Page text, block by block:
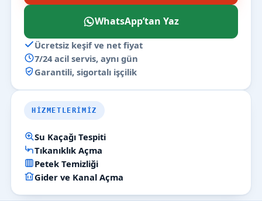
WhatsApp’tan Yaz
Ücretsiz keşif ve net fiyat
7/24 acil servis, aynı gün
Garantili, sigortalı işçilik
HIZMETLERIMIZ
Su Kaçağı Tespiti
Tıkanıklık Açma
Petek Temizliği
Gider ve Kanal Açma